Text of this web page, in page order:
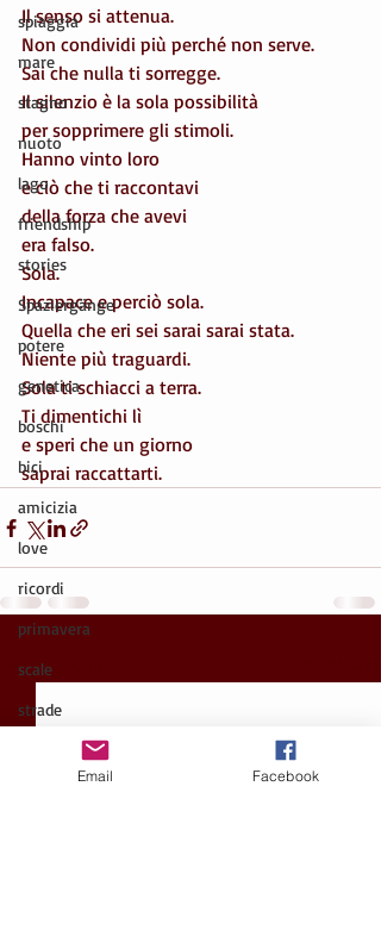
spiaggia
mare
stagno
nuoto
lago
friendship
stories
Spaziergänge
potere
genetica
boschi
bici
amicizia
love
ricordi
primavera
scale
strade
Il senso si attenua.
Non condividi più perché non serve.
Sai che nulla ti sorregge.
Il silenzio è la sola possibilità
per sopprimere gli stimoli.
Hanno vinto loro
e ciò che ti raccontavi
della forza che avevi
era falso.
Sola.
Incapace e perciò sola.
Quella che eri sei sarai sarai stata.
Niente più traguardi.
Sola ti schiacci a terra.
Ti dimentichi lì
e speri che un giorno
saprai raccattarti.
Post recenti
Email Facebook